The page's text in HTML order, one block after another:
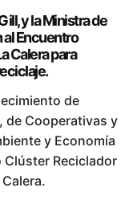
y la Ministra de
al Encuentro
Calera para
de
Cooperativas y
y Economía
Clúster Reciclador